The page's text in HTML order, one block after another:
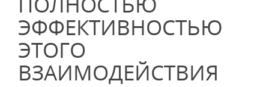
ЭФФЕКТИВНОСТЬЮ
ЭТОГО
ВЗАИМОДЕЙСТВИЯ